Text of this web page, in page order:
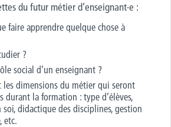
du futur métierd’enseignant·e :
faire apprendre quelque chose à
?
social d’un enseignant ?
les dimensions du métier qui seront
durant la formation : type d’élèves,
soi, didactiquedes disciplines, gestion
etc.